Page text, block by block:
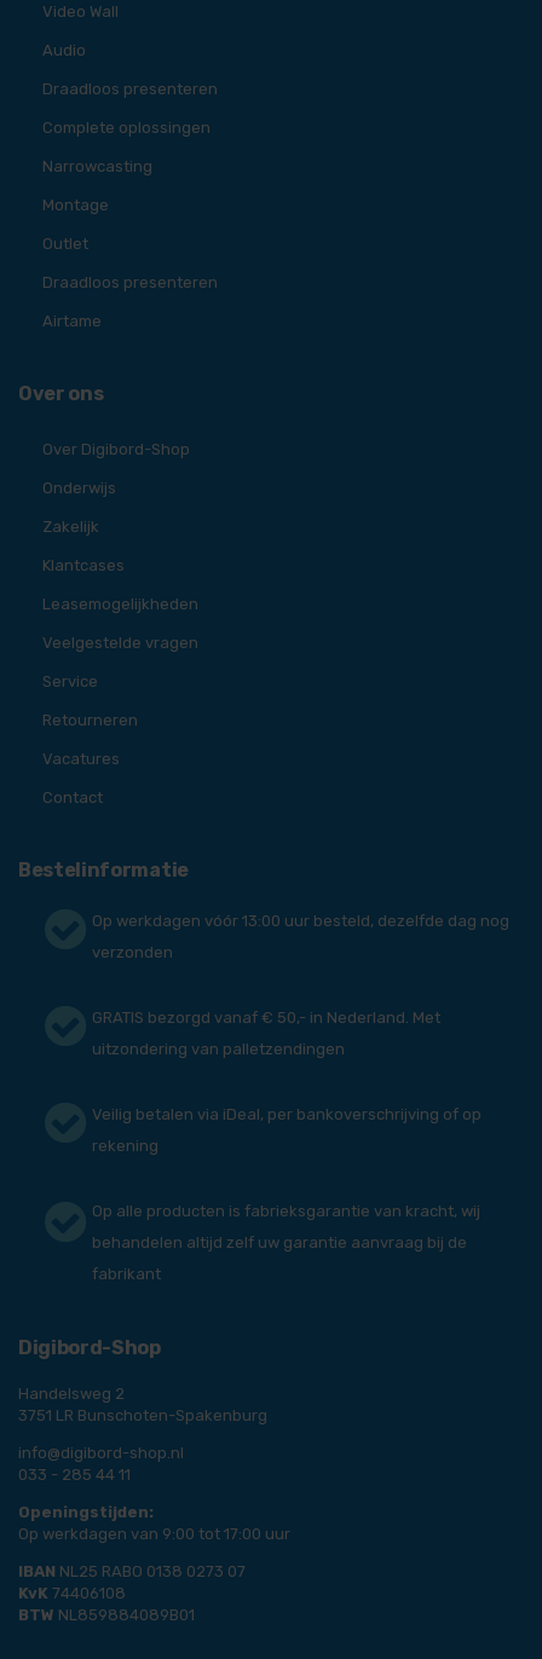
Video Wall
Audio
Draadloos presenteren
Complete oplossingen
Narrowcasting
Montage
Outlet
Draadloos presenteren
Airtame
Over ons
Over Digibord-Shop
Onderwijs
Zakelijk
Klantcases
Leasemogelijkheden
Veelgestelde vragen
Service
Retourneren
Vacatures
Contact
Bestelinformatie
Op werkdagen vóór 13:00 uur besteld, dezelfde dag nog
verzonden
GRATIS bezorgd vanaf € 50,- in Nederland. Met
uitzondering van palletzendingen
Veilig betalen via iDeal, per bankoverschrijving of op
rekening
Op alle producten is fabrieksgarantie van kracht, wij
behandelen altijd zelf uw garantie aanvraag bij de
fabrikant
Digibord-Shop
Handelsweg 2
3751 LR Bunschoten-Spakenburg
info@digibord-shop.nl
033 - 285 44 11
Openingstijden:
Op werkdagen van 9:00 tot 17:00 uur
IBAN NL25 RABO 0138 0273 07
KvK 74406108
BTW NL859884089B01